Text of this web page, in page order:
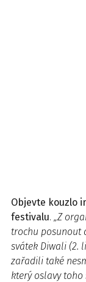
Objevte kouzlo
festivalu. „Z
trochu posunout
svátek Diwali (2.
zařadili také
který oslavy